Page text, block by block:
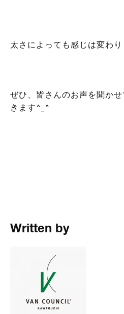
太さによっても感じは変わり
ぜひ、皆さんのお声を聞か
きます^_^
Written by